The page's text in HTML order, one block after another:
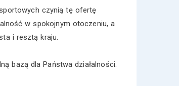
czynią tę ofertę
w spokojnym otoczeniu, a
i resztą kraju.
bazą dla Państwa działalności.